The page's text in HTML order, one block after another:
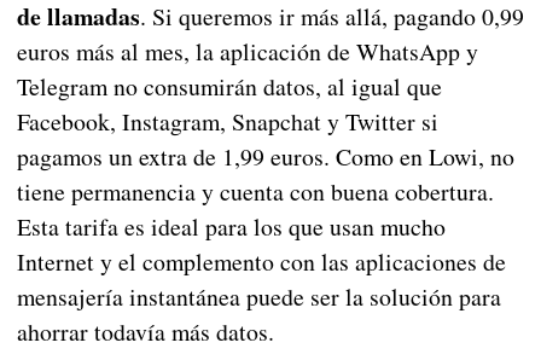
de llamadas. Si queremos ir más allá, pagando 0,99
euros más al mes, la aplicación de WhatsApp y
Telegram no consumirán datos, al igual que
Facebook, Instagram, Snapchat y Twitter si
pagamos un extra de 1,99 euros. Como en Lowi, no
tiene permanencia y cuenta con buena cobertura.
Esta tarifa es ideal para los que usan mucho
Internet y el complemento con las aplicaciones de
mensajería instantánea puede ser la solución para
ahorrar todavía más datos.